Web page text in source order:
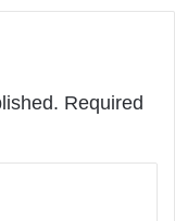
Required